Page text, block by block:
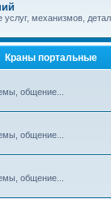
механизмов,
Краны портальные
общение...
общение...
общение...